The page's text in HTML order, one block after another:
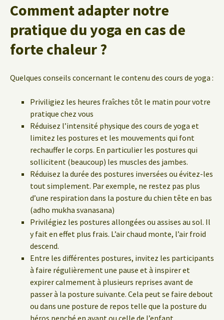
Comment adapter notre
pratique du yoga en cas de
forte chaleur ?
Quelques conseils concernant le contenu des cours de yoga :
Priviligiez les heures fraîches tôt le matin pour votre
pratique chez vous
Réduisez l’intensité physique des cours de yoga et
limitez les postures et les mouvements qui font
rechauffer le corps. En particulier les postures qui
sollicitent (beaucoup) les muscles des jambes.
Réduisez la durée des postures inversées ou évitez-les
tout simplement. Par exemple, ne restez pas plus
d’une respiration dans la posture du chien tête en bas
(adho mukha svanasana)
Privilégiez les postures allongées ou assises au sol. Il
y fait en effet plus frais. L’air chaud monte, l’air froid
descend.
Entre les différentes postures, invitez les participants
à faire régulièrement une pause et à inspirer et
expirer calmement à plusieurs reprises avant de
passer à la posture suivante. Cela peut se faire debout
ou dans une posture de repos telle que la posture du